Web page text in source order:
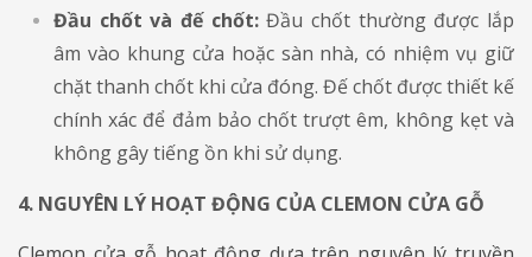
Đầu chốt và đế chốt:Đầu chốt thường được lắp
âm vào khung cửa hoặc sàn nhà, có nhiệm vụ giữ
chặt thanh chốt khi cửa đóng. Đế chốt được thiết kế
chính xác để đảm bảo chốt trượt êm, không kẹt và
không gây tiếng ồn khi sử dụng.
4. NGUYÊN LÝ HOẠT ĐỘNG CỦA CLEMON CỬA GỖ